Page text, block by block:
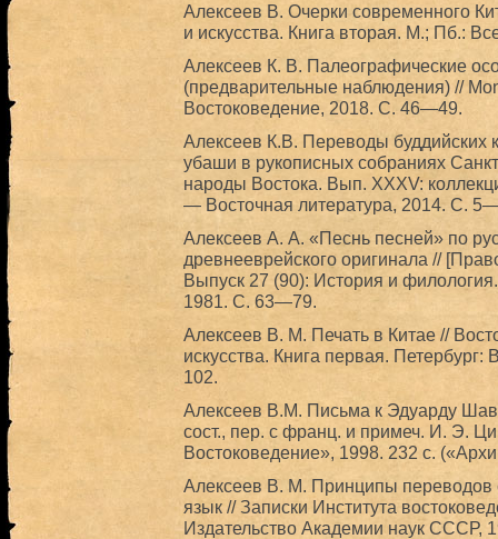
Алексеев В. Очерки современного
и искусства. Книга вторая. М.; Пб.:
Алексеев К. В. Палеографические
(предварительные наблюдения) //
Востоковедение, 2018. С. 46—49.
Алексеев К.В. Переводы буддийских
убаши в рукописных собраниях
народы Востока. Вып. XXXV:
— Восточная литература, 2014. С.
Алексеев А. А. «Песнь песней» по
древнееврейского оригинала //
Выпуск 27 (90): История и
1981. С. 63—79.
Алексеев В. М. Печать в Китае //
искусства. Книга первая.
102.
Алексеев В.М. Письма к Эдуарду
сост., пер. с франц. и примеч. И. Э.
Востоковедение», 1998. 232 с.
Алексеев В. М. Принципы переводов
язык // Записки Института
Издательство Академии наук СССР,